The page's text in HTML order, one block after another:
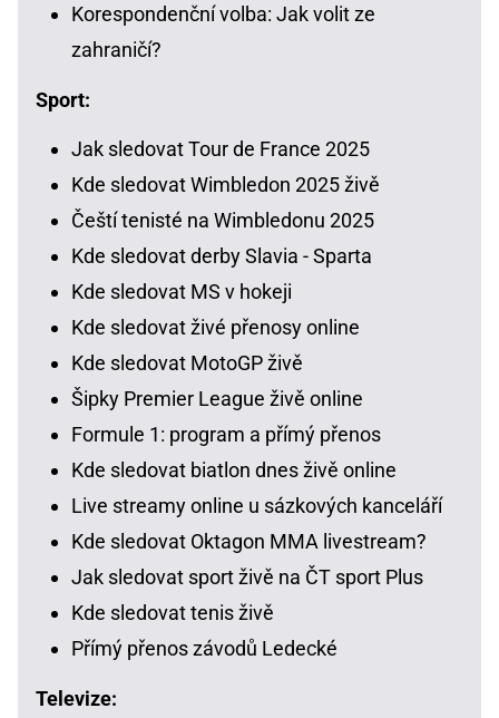
Korespondenční volba: Jak volit ze
zahraničí?
Sport:
Jak sledovat Tour de France 2025
Kde sledovat Wimbledon 2025 živě
Čeští tenisté na Wimbledonu 2025
Kde sledovat derby Slavia - Sparta
Kde sledovat MS v hokeji
Kde sledovat živé přenosy online
Kde sledovat MotoGP živě
Šipky Premier League živě online
Formule 1: program a přímý přenos
Kde sledovat biatlon dnes živě online
Live streamy online u sázkových kanceláří
Kde sledovat Oktagon MMA livestream?
Jak sledovat sport živě na ČT sport Plus
Kde sledovat tenis živě
Přímý přenos závodů Ledecké
Televize: